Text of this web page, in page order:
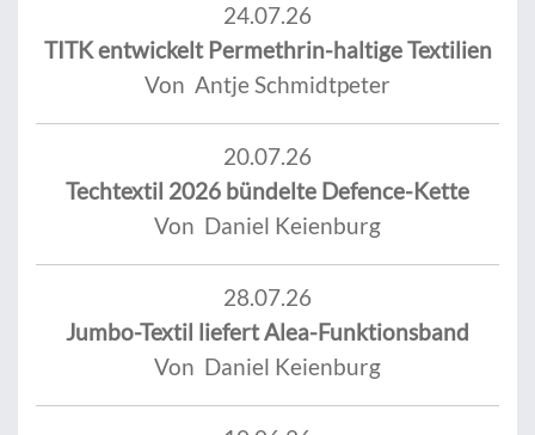
24.07.26
TITK entwickelt Permethrin-haltige Textilien
Von Antje Schmidtpeter
20.07.26
Techtextil 2026 bündelte Defence-Kette
Von Daniel Keienburg
28.07.26
Jumbo-Textil liefert Alea-Funktionsband
Von Daniel Keienburg